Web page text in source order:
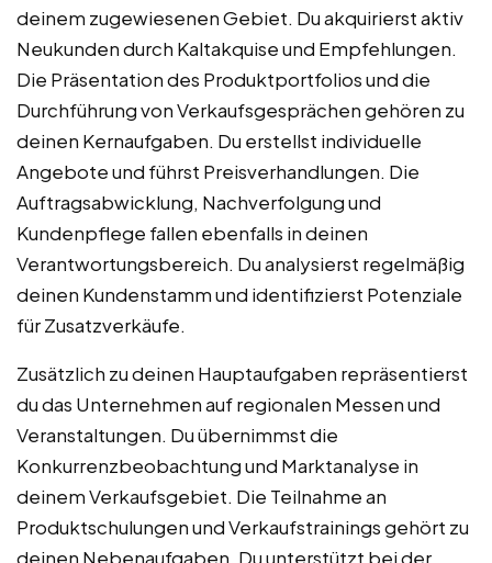
deinem zugewiesenen Gebiet. Du akquirierst aktiv
Neukunden durch Kaltakquise und Empfehlungen.
Die Präsentation des Produktportfolios und die
Durchführung von Verkaufsgesprächen gehören zu
deinen Kernaufgaben. Du erstellst individuelle
Angebote und führst Preisverhandlungen. Die
Auftragsabwicklung, Nachverfolgung und
Kundenpflege fallen ebenfalls in deinen
Verantwortungsbereich. Du analysierst regelmäßig
deinen Kundenstamm und identifizierst Potenziale
für Zusatzverkäufe.
Zusätzlich zu deinen Hauptaufgaben repräsentierst
du das Unternehmen auf regionalen Messen und
Veranstaltungen. Du übernimmst die
Konkurrenzbeobachtung und Marktanalyse in
deinem Verkaufsgebiet. Die Teilnahme an
Produktschulungen und Verkaufstrainings gehört zu
deinen Nebenaufgaben. Du unterstützt bei der